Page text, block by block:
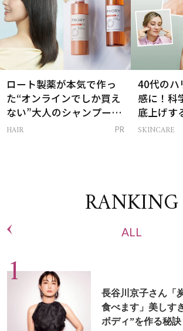
ロート製薬が本気で作っ
た“オンラインでしか買え
ない”大人のシャンプー＆
トリートメントって？
HAIR PR
40代のハ
感に！科
底上げす
ム」
SKINCARE
RANKING
ALL
長谷川京子さん「
食べます」美しす
ボディ”を作る秘訣